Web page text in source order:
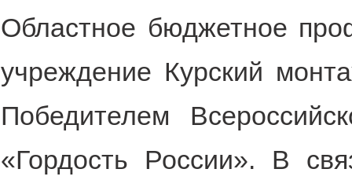
Областное бюджетное
учреждение Курский
Победителем
«Гордость России». В